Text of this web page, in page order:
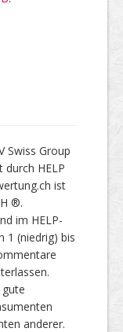
Swiss Group
durch HELP
ist
®.
im HELP-
1 (niedrig) bis
anderer.